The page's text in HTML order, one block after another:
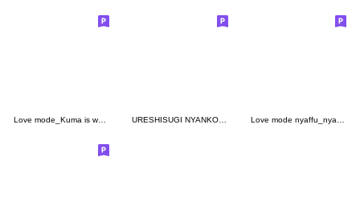
Love mode_Kuma is weak